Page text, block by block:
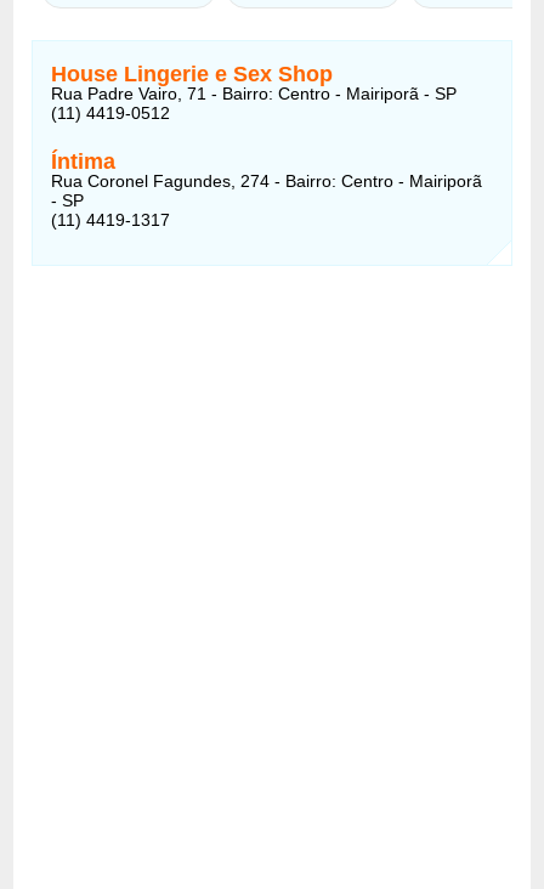
House Lingerie e Sex Shop
Rua Padre Vairo, 71 - Bairro: Centro - Mairiporã - SP
(11) 4419-0512
Íntima
Rua Coronel Fagundes, 274 - Bairro: Centro - Mairiporã
- SP
(11) 4419-1317